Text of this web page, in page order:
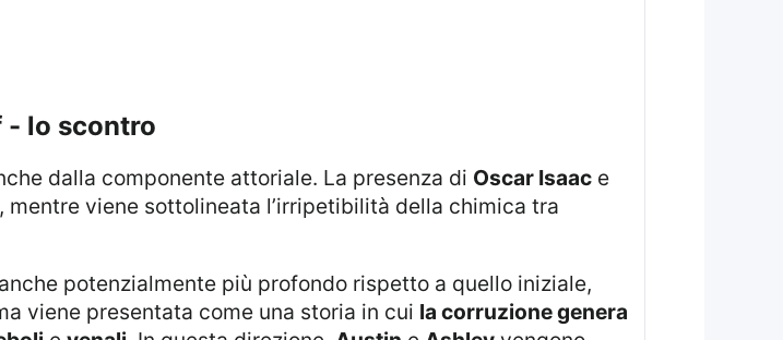
- lo scontro
dalla componente attoriale. La presenza di Oscar Isaace
viene sottolineata l’irripetibilità della chimica tra
viene presentata come una storia in cui la corruzione genera